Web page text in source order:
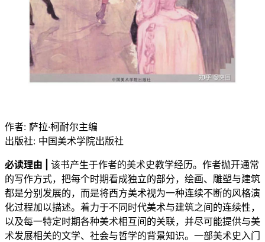
作者: 萨拉·柯耐尔主编
出版社: 中国美术学院出版社
必读理由 | 该书产生于作者的美术史教学经历。作者抛开通常
的写作方式，把每个时期看成独立的部分，绘画、雕塑与建筑
都是分别发展的，而是将西方美术视为一种连续不断的风格演
化过程加以描述。着力于不同时代美术与建筑之间的连续性，
以及每一特定时期各种美术相互间的关联，并尽可能提供与美
术发展相关的文学、社会与哲学的背景知识。一部美术史入门